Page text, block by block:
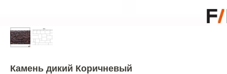
Камень дикий Коричневый